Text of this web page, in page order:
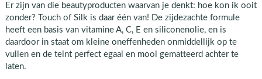
Er zijn van die beautyproducten waarvan je denkt: hoe kon ik ooit
zonder? Touch of Silk is daar één van! De zijdezachte formule
heeft een basis van vitamine A, C, E en siliconenolie, en is
daardoor in staat om kleine oneffenheden onmiddellijk op te
vullen en de teint perfect egaal en mooi gematteerd achter te
laten.